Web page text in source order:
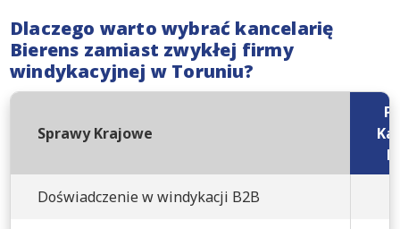
Dlaczego warto wybrać kancelarię
Bierens zamiast zwykłej firmy
windykacyjnej w Toruniu?
Sprawy Krajowe
Doświadczenie w windykacji B2B